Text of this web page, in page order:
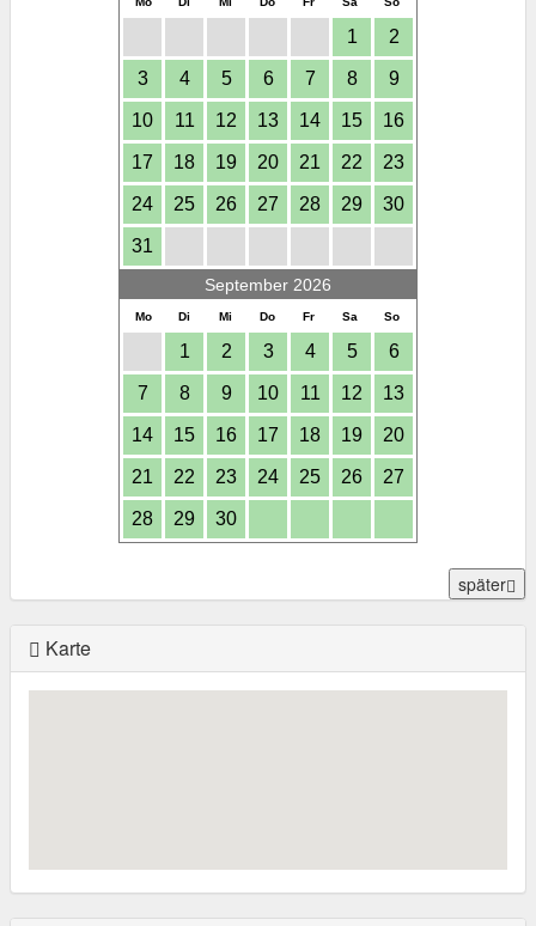
1 2
3 4 5 6 7 8 9
10 11 12 13 14 15 16
17 18 19 20 21 22 23
24 25 26 27 28 29 30
31
September 2026
Mo Di Mi Do Fr Sa So
1 2 3 4 5 6
7 8 9 10 11 12 13
14 15 16 17 18 19 20
21 22 23 24 25 26 27
28 29 30
später
Karte